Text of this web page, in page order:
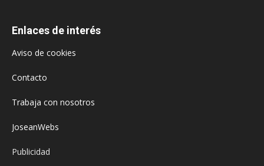
Enlaces de interés
Aviso de cookies
Contacto
Trabaja con nosotros
JoseanWebs
Publicidad